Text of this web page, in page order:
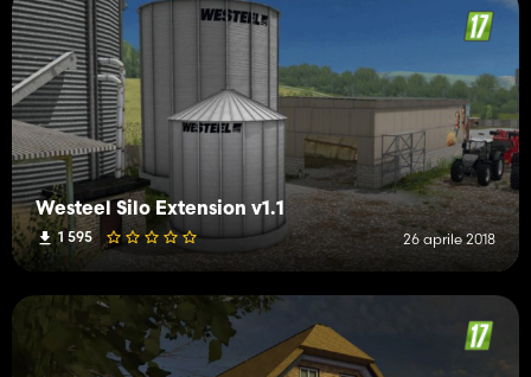
Westeel Silo Extension v1.1
1 595 26 aprile 2018